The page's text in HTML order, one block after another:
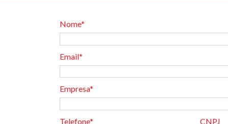
Nome*
Email*
Empresa*
Telefone* CNPJ